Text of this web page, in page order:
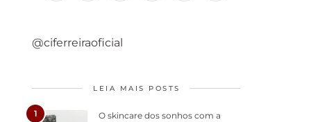
@ciferreiraoficial
LEIA MAIS POSTS
1
O skincare dos sonhos com a